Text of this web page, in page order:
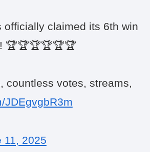
officially claimed its 6th win
🏆🏆🏆🏆🏆🏆
countless votes, streams,
JDEgvgbR3m
11, 2025